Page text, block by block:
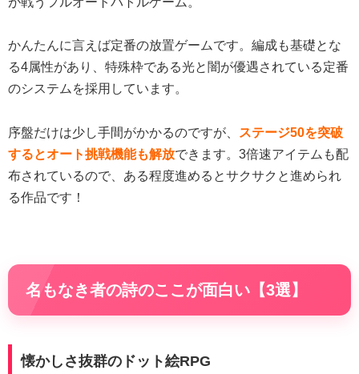
かんたんに言えば定番の放置ゲームです。編成も基礎とな
る4属性があり、特殊枠である光と闇が優遇されている定番
のシステムを採用しています。
序盤だけは少し手間がかかるのですが、
ステージ50を突破
するとオート挑戦機能も解放できます。3倍速アイテムも配
布されているので、ある程度進めるとサクサクと進められ
る作品です！
名もなき者の詩のここが面白い【3選】
懐かしさ抜群のドット絵RPG